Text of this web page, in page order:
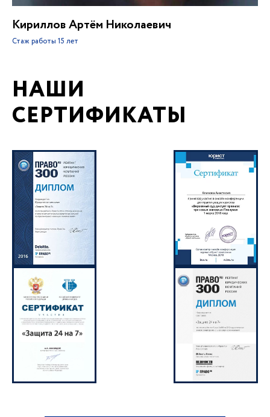
Кириллов Артём Николаевич
Стаж работы 15 лет
НАШИ
СЕРТИФИКАТЫ